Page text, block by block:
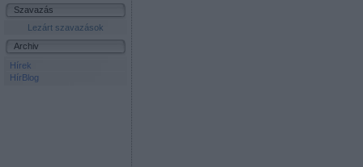
Szavazás
Lezárt szavazások
Archiv
Hírek
HírBlog